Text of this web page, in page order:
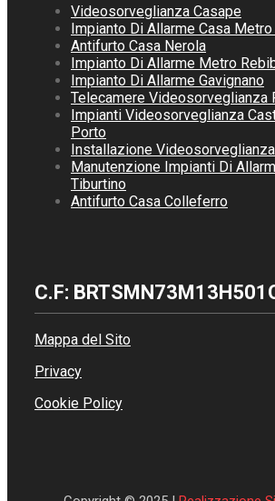
Videosorveglianza Casape
Impianto Di Allarme Casa
Antifurto Casa Nerola
Impianto Di Allarme Metro
Impianto Di Allarme Gavignano
Telecamere Videosorveglianza
Impianti Videosorveglianza
Porto
Installazione
Manutenzione Impianti Di
Tiburtino
Antifurto Casa Colleferro
C.F:
Mappa del Sito
Privacy
Cookie Policy